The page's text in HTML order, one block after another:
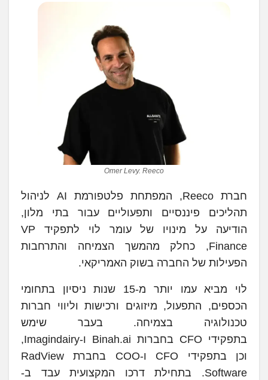
Omer Levy. Reeco
חברת Reeco, המפתחת פלטפורמת AI לניהול
תהליכים פיננסיים ותפעוליים עבור בתי מלון,
הודיעה על מינויו של עומר לוי לתפקיד VP
Finance, כחלק מהמשך הצמיחה והתרחבות
הפעילות של החברה בשוק האמריקאי.
לוי מביא עמו יותר מ-15 שנות ניסיון בתחומי
הכספים, התפעול, מיזוגים ורכישות וליווי חברות
טכנולוגיה בצמיחה. בעבר שימש
בתפקידי CFO בחברות Binah.ai ו-Imagindairy,
וכן בתפקידי CFO ו-COO בחברת RadView
Software. בתחילת דרכו המקצועית עבד ב-